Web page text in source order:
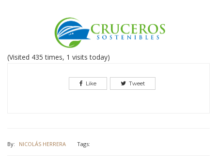
(Visited 435 times, 1 visits today)
Like Tweet
By: NICOLÁS HERRERA Tags: